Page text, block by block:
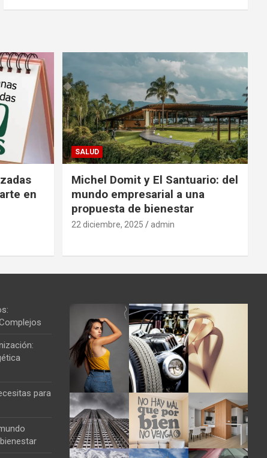
en
SALUD
Michel Domit y El Santuario: del
mundo empresarial a una
propuesta de bienestar
22 diciembre, 2025 admin
para